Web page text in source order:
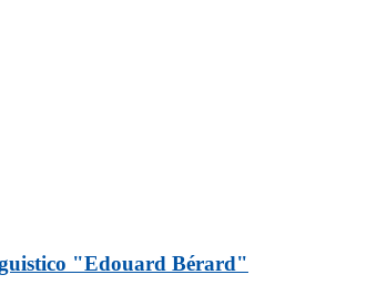
"Edouard Bérard"